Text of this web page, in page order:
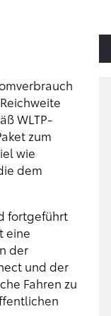
WLTP-
zum
wie
dem
fortgeführt
eine
der
und der
Fahren zu